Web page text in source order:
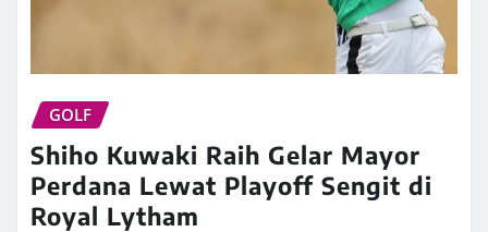
GOLF
Shiho Kuwaki Raih Gelar Mayor
Perdana Lewat Playoff Sengit di
Royal Lytham